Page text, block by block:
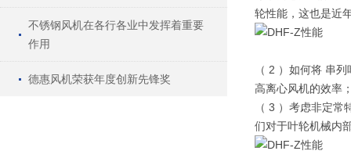
不锈钢风机在各行各业中发挥着重要
作用
德惠风机荣获年度创新先锋奖
轮性能，这也是近
（ 2 ）如何将 串
高离心风机的效率
（ 3 ）考虑非定
们对于叶轮机械内